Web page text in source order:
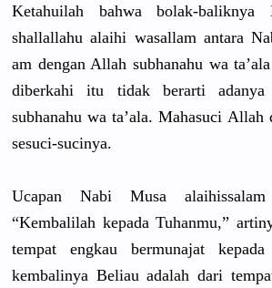
Ketahuilah bahwa bolak-baliknya
shallallahu alaihi wasallam antara
am dengan Allah subhanahu wa
diberkahi itu tidak berarti
subhanahu wa ta’ala. Mahasuci
sesuci-sucinya.
Ucapan Nabi Musa alaihissal
“Kembalilah kepada Tuhanmu,”
tempat engkau bermunajat
kembalinya Beliau adalah dari